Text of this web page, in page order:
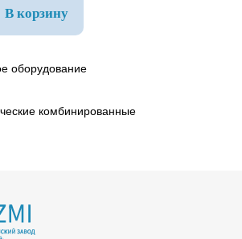
В корзину
оборудование
комбинированные